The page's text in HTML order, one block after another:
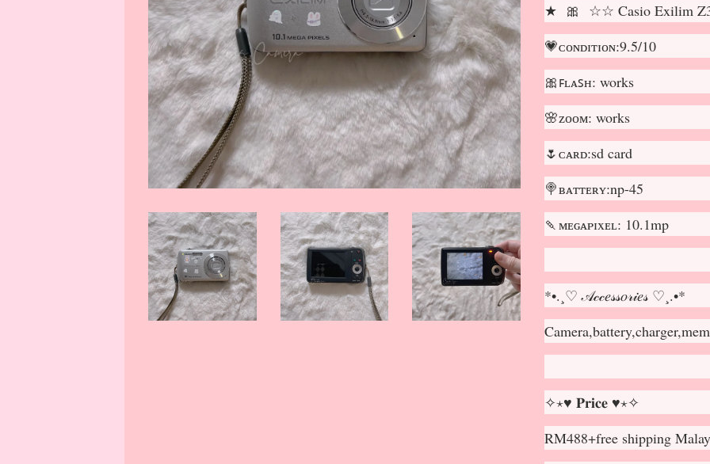
★ 🎀 ☆☆ Casio Exilim
💗ᴄᴏɴᴅɪᴛɪᴏɴ:9.5/10
🎀ꜰʟᴀꜱʜ: works
🌸ᴢᴏᴏᴍ: works
🌷ᴄᴀʀᴅ:sd card
🍭ʙᴀᴛᴛᴇʀʏ:np-45
🍡ᴍᴇɢᴀᴘɪxᴇʟ: 10.1mp
*•.¸♡ 𝒜𝒸𝒸𝑒𝓈𝓈𝑜𝓇𝒾𝑒𝓈 ♡¸.•*
✧⋆♥ 𝐏𝐫𝐢𝐜𝐞 ♥⋆✧
RM488+free shipping